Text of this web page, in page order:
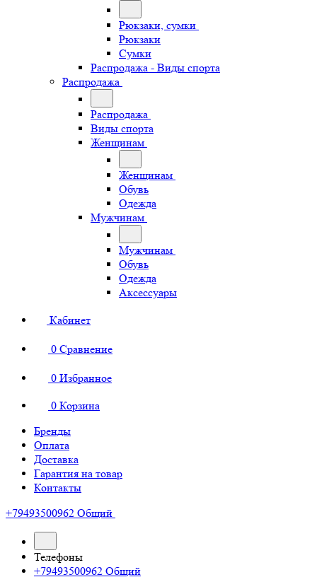
Рюкзаки, сумки
Рюкзаки
Сумки
Распродажа - Виды спорта
Распродажа
Распродажа
Виды спорта
Женщинам
Женщинам
Обувь
Одежда
Мужчинам
Мужчинам
Обувь
Одежда
Аксессуары
Кабинет
0 Сравнение
0 Избранное
0 Корзина
Бренды
Оплата
Доставка
Гарантия на товар
Контакты
+79493500962 Общий
Телефоны
+79493500962 Общий